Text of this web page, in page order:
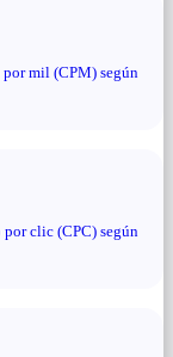
mil (CPM) según
clic (CPC) según